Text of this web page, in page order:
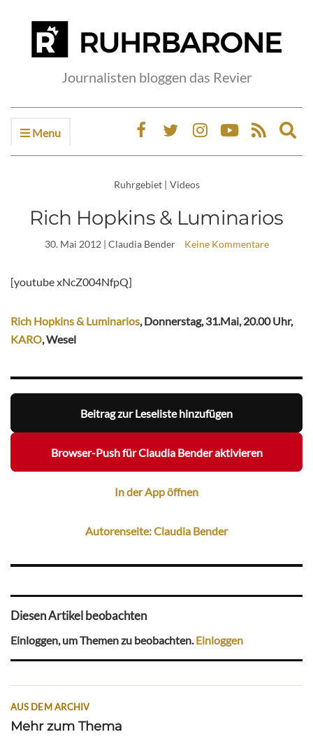
Journalisten bloggen das Revier
Menu
Ruhrgebiet | Videos
Rich Hopkins & Luminarios
30. Mai 2012| Claudia Bender Keine Kommentare
[youtube xNcZ004NfpQ]
Rich Hopkins & Luminarios, Donnerstag, 31.Mai, 20.00 Uhr,
KARO, Wesel
Beitrag zur Leseliste hinzufügen
Browser-Push für Claudia Bender aktivieren
In der App öffnen
Autorenseite: Claudia Bender
Diesen Artikel beobachten
Einloggen, um Themen zu beobachten.Einloggen
AUS DEM ARCHIV
Mehr zum Thema